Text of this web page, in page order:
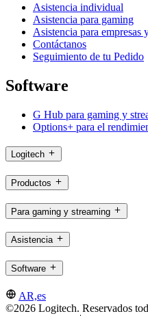
Asistencia individual
Asistencia para gaming
Asistencia para empresas
Contáctanos
Seguimiento de tu Pedido
Software
G Hub para gaming y
Options+ para el
Logitech
Productos
Para gaming y streaming
Asistencia
Software
AR,es
©2026 Logitech. Reservados